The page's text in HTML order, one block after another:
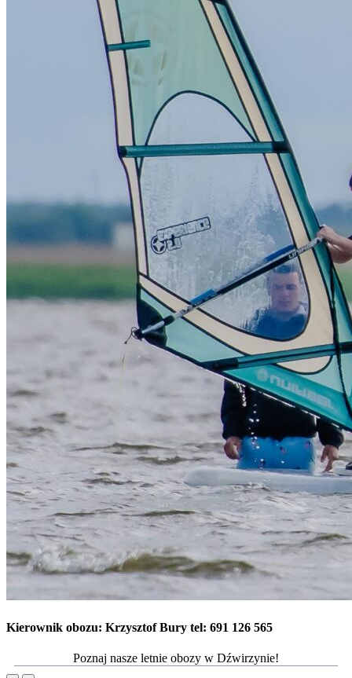
Kierownik obozu: Krzysztof Bury tel: 691 126 565
Poznaj nasze letnie obozy w Dźwirzynie!